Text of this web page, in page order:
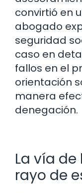
convirtió en
abogado
seguridad
caso en
fallos en el
orientación
manera
denegación.
La vía
rayo de